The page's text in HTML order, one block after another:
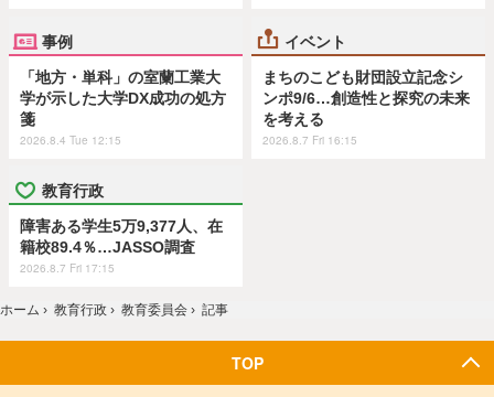
事例
「地方・単科」の室蘭工業大
学が示した大学DX成功の処方
箋
2026.8.4 Tue 12:15
イベント
まちのこども財団設立記念シ
ンポ9/6…創造性と探究の未来
を考える
2026.8.7 Fri 16:15
教育行政
障害ある学生5万9,377人、在
籍校89.4％…JASSO調査
2026.8.7 Fri 17:15
ホーム › 教育行政 › 教育委員会 › 記事
TOP